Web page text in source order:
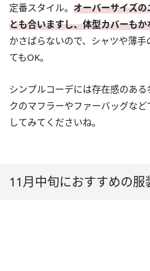
定番スタイル。 オーバーサイズ
とも合いますし、体型カバーもか
かさばらないので、シャツや薄
てもOK。
シンプルコーデには存在感のあ
クのマフラーやファーバッグな
してみてくださいね。
11月中旬におすすめの服